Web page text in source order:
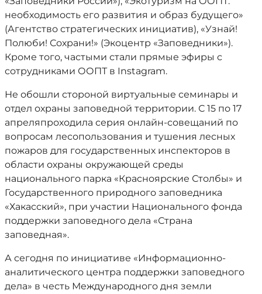
необходимость его развития и образ будущего»
(Агентство стратегических инициатив), «Узнай!
Полюби! Сохрани!» (Экоцентр «Заповедники»).
Кроме того, частыми стали прямые эфиры с
сотрудниками ООПТ в Instagram.
Не обошли стороной виртуальные семинары и
отдел охраны заповедной территории. С 15 по 17
апреляпроходила серия онлайн-совещаний по
вопросам лесопользования и тушения лесных
пожаров для государственных инспекторов в
области охраны окружающей среды
национального парка «Красноярские Столбы» и
Государственного природного заповедника
«Хакасский», при участии Национального фонда
поддержки заповедного дела «Страна
заповедная».
А сегодня по инициативе «Информационно-
аналитического центра поддержки заповедного
дела» в честь Международного дня земли